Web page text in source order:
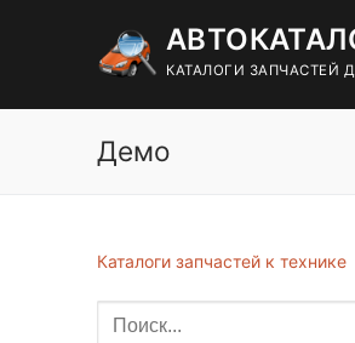
содержимому
КАТАЛОГИ ЗАПЧАСТЕЙ
Демо
Каталоги запчастей к технике